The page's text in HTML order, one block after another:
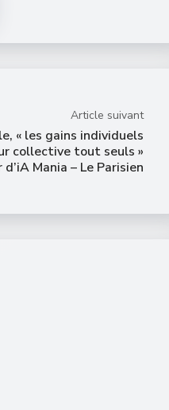
Article suivant
« les gains individuels
collective tout seuls »
Mania – Le Parisien